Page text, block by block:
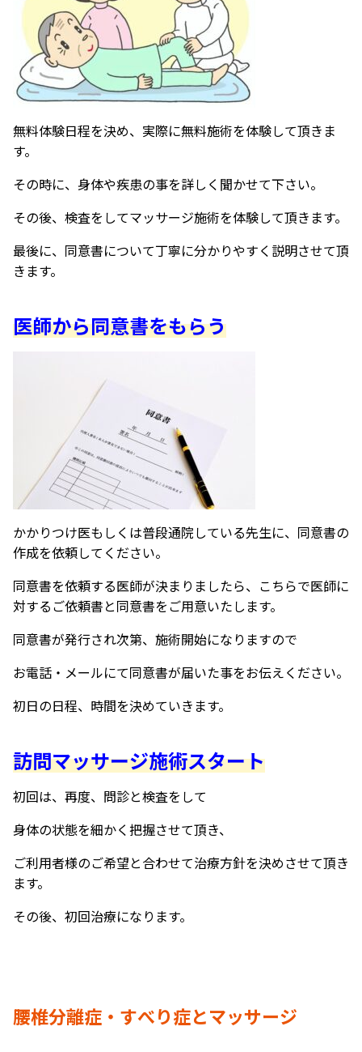
無料体験日程を決め、実際に無料施術を体験して頂きま
す。
その時に、身体や疾患の事を詳しく聞かせて下さい。
その後、検査をしてマッサージ施術を体験して頂きます。
最後に、同意書について丁寧に分かりやすく説明させて頂
きます。
医師から同意書をもらう
かかりつけ医もしくは普段通院している先生に、同意書の
作成を依頼してください。
同意書を依頼する医師が決まりましたら、こちらで医師に
対するご依頼書と同意書をご用意いたします。
同意書が発行され次第、施術開始になりますので
お電話・メールにて同意書が届いた事をお伝えください。
初日の日程、時間を決めていきます。
訪問マッサージ施術スタート
初回は、再度、問診と検査をして
身体の状態を細かく把握させて頂き、
ご利用者様のご希望と合わせて治療方針を決めさせて頂き
ます。
その後、初回治療になります。
腰椎分離症・すべり症とマッサージ